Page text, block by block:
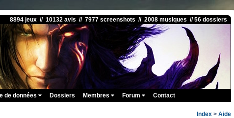
8894 jeux // 10132 avis // 7977 screenshots // 2008 musiques // 56 dossiers
de données Dossiers Membres Forum Contact
Index > Aide